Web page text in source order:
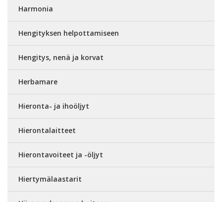
Harmonia
Hengityksen helpottamiseen
Hengitys, nenä ja korvat
Herbamare
Hieronta- ja ihoöljyt
Hierontalaitteet
Hierontavoiteet ja -öljyt
Hiertymälaastarit